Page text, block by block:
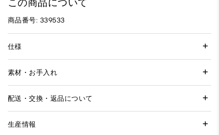
この商品について
商品番号: 339533
仕様
素材・お手入れ
配送・交換・返品について
生産情報